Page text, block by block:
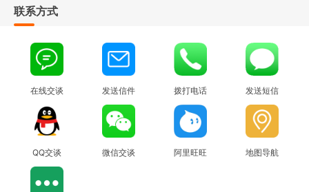
联系方式
在线交谈 发送信件 拨打电话 发送短信
QQ交谈 微信交谈 阿里旺旺 地图导航